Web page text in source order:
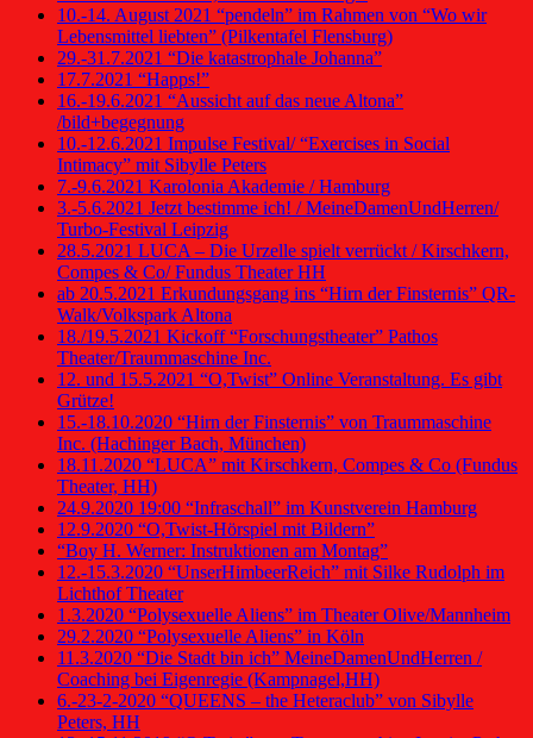
10.-14. August 2021 “pendeln” im Rahmen von “Wo wir
Lebensmittel liebten” (Pilkentafel Flensburg)
29.-31.7.2021 “Die katastrophale Johanna”
17.7.2021 “Happs!”
16.-19.6.2021 “Aussicht auf das neue Altona”
/bild+begegnung
10.-12.6.2021 Impulse Festival/ “Exercises in Social
Intimacy” mit Sibylle Peters
7.-9.6.2021 Karolonia Akademie / Hamburg
3.-5.6.2021 Jetzt bestimme ich! / MeineDamenUndHerren/
Turbo-Festival Leipzig
28.5.2021 LUCA – Die Urzelle spielt verrückt / Kirschkern,
Compes & Co/ Fundus Theater HH
ab 20.5.2021 Erkundungsgang ins “Hirn der Finsternis” QR-
Walk/Volkspark Altona
18./19.5.2021 Kickoff “Forschungstheater” Pathos
Theater/Traummaschine Inc.
12. und 15.5.2021 “O,Twist” Online Veranstaltung. Es gibt
Grütze!
15.-18.10.2020 “Hirn der Finsternis” von Traummaschine
Inc. (Hachinger Bach, München)
18.11.2020 “LUCA” mit Kirschkern, Compes & Co (Fundus
Theater, HH)
24.9.2020 19:00 “Infraschall” im Kunstverein Hamburg
12.9.2020 “O,Twist-Hörspiel mit Bildern”
“Boy H. Werner: Instruktionen am Montag”
12.-15.3.2020 “UnserHimbeerReich” mit Silke Rudolph im
Lichthof Theater
1.3.2020 “Polysexuelle Aliens” im Theater Olive/Mannheim
29.2.2020 “Polysexuelle Aliens” in Köln
11.3.2020 “Die Stadt bin ich” MeineDamenUndHerren /
Coaching bei Eigenregie (Kampnagel,HH)
6.-23-2-2020 “QUEENS – the Heteraclub” von Sibylle
Peters, HH